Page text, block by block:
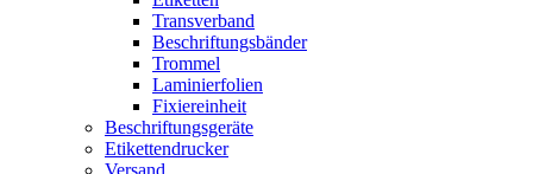
Transverband
Beschriftungsbänder
Trommel
Laminierfolien
Fixiereinheit
Beschriftungsgeräte
Etikettendrucker
Versand